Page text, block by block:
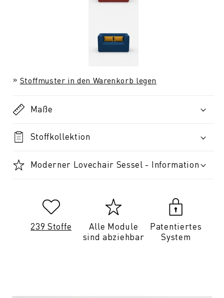
Stoffmuster in den Warenkorb legen
Maße
Stoffkollektion
Moderner Lovechair Sessel - Information
239 Stoffe
Alle Module
sind abziehbar
Patentiertes
System